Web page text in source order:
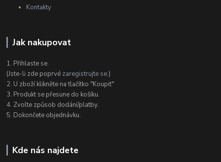
Kontakty
Jak nakupovat
1. Přihlaste se.
(Jste-li zde poprvé zaregistrujte se.)
2. U zboží klikněte na tlačítko "Koupit"
3. Produkt se přesune do košíku.
4. Zvolte způsob dodání/platby.
5. Dokončete objednávku.
Kde nás najdete